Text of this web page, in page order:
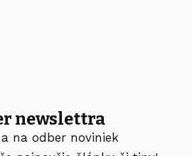
newslettra
na odber noviniek